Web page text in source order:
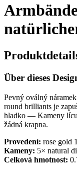
Über dieses
Pevný oválný
round brilliants je
hladko — Kameny
žádná krapna.
Provedení: rose gold
Kameny: 5× natural
Celková hmotnost: